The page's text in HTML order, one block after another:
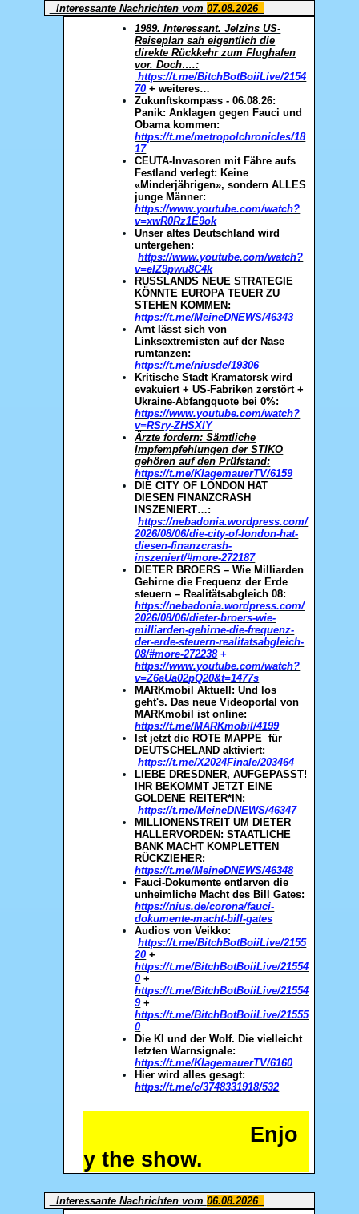
Interessante Nachrichten vom 07.08.2026
1989. Interessant. Jelzins US-
Reiseplan sah eigentlich die
direkte Rückkehr zum Flughafen
vor. Doch….:
https://t.me/BitchBotBoiiLive/2154
70 + weiteres…
Zukunftskompass - 06.08.26:
Panik: Anklagen gegen Fauci und
Obama kommen:
https://t.me/metropolchronicles/18
17
CEUTA-Invasoren mit Fähre aufs
Festland verlegt: Keine
«Minderjährigen», sondern ALLES
junge Männer:
https://www.youtube.com/watch?
v=xwR0Rz1E9ok
Unser altes Deutschland wird
untergehen:
https://www.youtube.com/watch?
v=eIZ9pwu8C4k
RUSSLANDS NEUE STRATEGIE
KÖNNTE EUROPA TEUER ZU
STEHEN KOMMEN:
https://t.me/MeineDNEWS/46343
Amt lässt sich von
Linksextremisten auf der Nase
rumtanzen:
https://t.me/niusde/19306
Kritische Stadt Kramatorsk wird
evakuiert + US-Fabriken zerstört +
Ukraine-Abfangquote bei 0%:
https://www.youtube.com/watch?
v=RSry-ZHSXlY
Ärzte fordern: Sämtliche
Impfempfehlungen der STIKO
gehören auf den Prüfstand:
https://t.me/KlagemauerTV/6159
DIE CITY OF LONDON HAT
DIESEN FINANZCRASH
INSZENIERT…:
https://nebadonia.wordpress.com/
2026/08/06/die-city-of-london-hat-
diesen-finanzcrash-
inszeniert/#more-272187
DIETER BROERS – Wie Milliarden
Gehirne die Frequenz der Erde
steuern – Realitätsabgleich 08:
https://nebadonia.wordpress.com/
2026/08/06/dieter-broers-wie-
milliarden-gehirne-die-frequenz-
der-erde-steuern-realitatsabgleich-
08/#more-272238 +
https://www.youtube.com/watch?
v=Z6aUa02pQ20&t=1477s
MARKmobil Aktuell: Und los
geht's. Das neue Videoportal von
MARKmobil ist online:
https://t.me/MARKmobil/4199
Ist jetzt die ROTE MAPPE für
DEUTSCHELAND aktiviert:
https://t.me/X2024Finale/203464
LIEBE DRESDNER, AUFGEPASST!
IHR BEKOMMT JETZT EINE
GOLDENE REITER*IN:
https://t.me/MeineDNEWS/46347
MILLIONENSTREIT UM DIETER
HALLERVORDEN: STAATLICHE
BANK MACHT KOMPLETTEN
RÜCKZIEHER:
https://t.me/MeineDNEWS/46348
Fauci-Dokumente entlarven die
unheimliche Macht des Bill Gates:
https://nius.de/corona/fauci-
dokumente-macht-bill-gates
Audios von Veikko:
https://t.me/BitchBotBoiiLive/2155
20 +
https://t.me/BitchBotBoiiLive/21554
0 +
https://t.me/BitchBotBoiiLive/21554
9 +
https://t.me/BitchBotBoiiLive/21555
0
Die KI und der Wolf. Die vielleicht
letzten Warnsignale:
https://t.me/KlagemauerTV/6160
Hier wird alles gesagt:
https://t.me/c/3748331918/532
Enjo
y the show.
Interessante Nachrichten vom 06.08.2026